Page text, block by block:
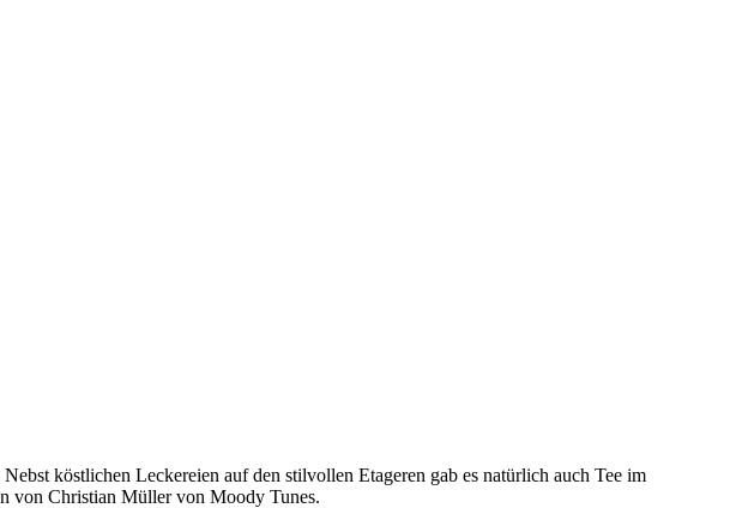
köstlichen Leckereien auf den stilvollen Etageren gab es natürlich auch Tee im
von Christian Müller von Moody Tunes.